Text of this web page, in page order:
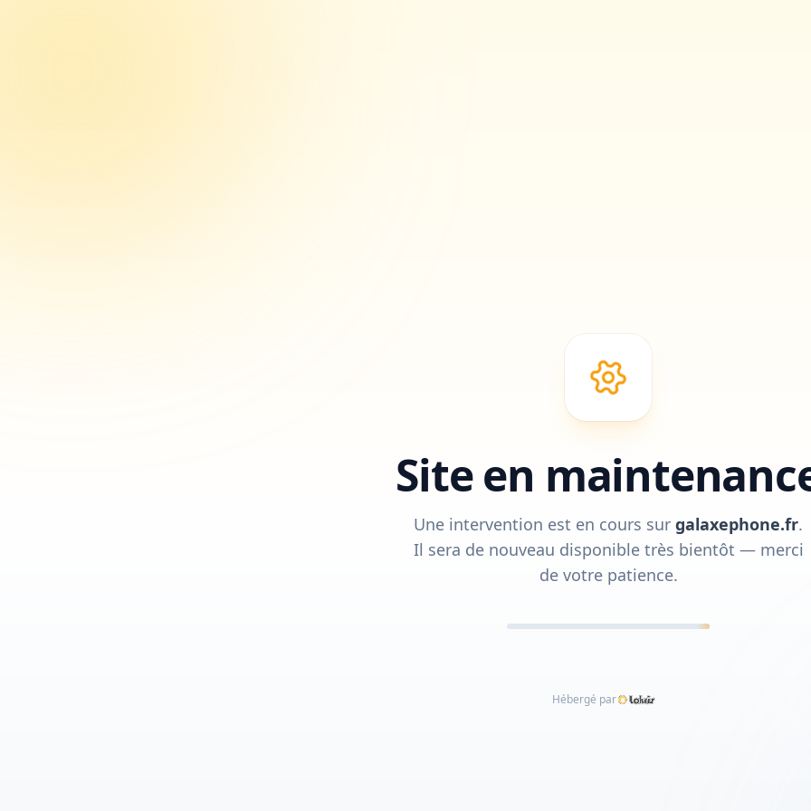
Site en
Une intervention est en cours sur galaxephone.fr.
Il sera de nouveau disponible très bientôt — merci
de votre patience.
Hébergé par